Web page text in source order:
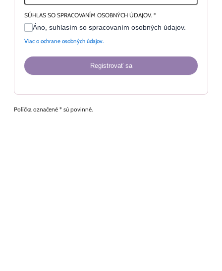
SÚHLAS SO SPRACOVANÍM OSOBNÝCH ÚDAJOV. *
Áno, suhlasím so spracovaním osobných údajov.
Viac o ochrane osobných údajov.
Registrovať sa
Políčka označené * sú povinné.